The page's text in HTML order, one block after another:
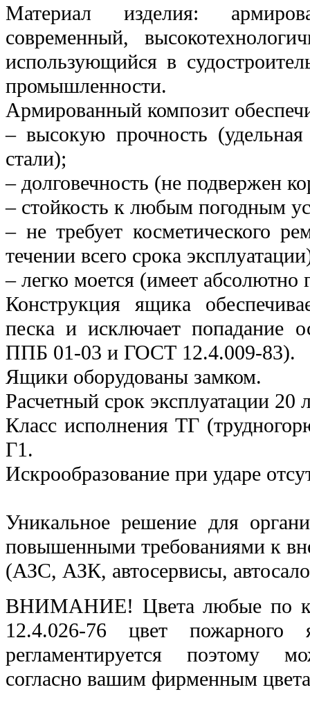
Материал изделия:
современный,
использующийся в
промышленности.
Армированный композит
– высокую прочность
стали);
– долговечность (не подвержен
– стойкость к любым погодным
– не требует косметического
течении всего срока
– легко моется (имеет абсолютно
Конструкция ящика
песка и исключает попадание
ППБ 01-03 и ГОСТ 12.4.009-83).
Ящики оборудованы замком.
Расчетный срок эксплуатации 20
Класс исполнения ТГ
Г1.
Искрообразование при ударе
Уникальное решение для
повышенными требованиями к
(АЗС, АЗК, автосервисы,
ВНИМАНИЕ! Цвета любые по
12.4.026-76 цвет
регламентируется поэтому
согласно вашим фирменным